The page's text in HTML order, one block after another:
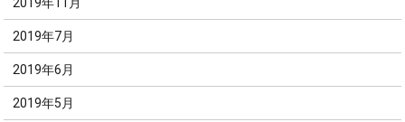
2019年7月
2019年6月
2019年5月